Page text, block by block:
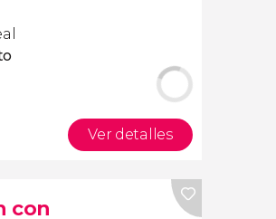
Ver detalles
con